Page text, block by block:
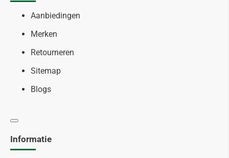
Aanbiedingen
Merken
Retourneren
Sitemap
Blogs
Informatie